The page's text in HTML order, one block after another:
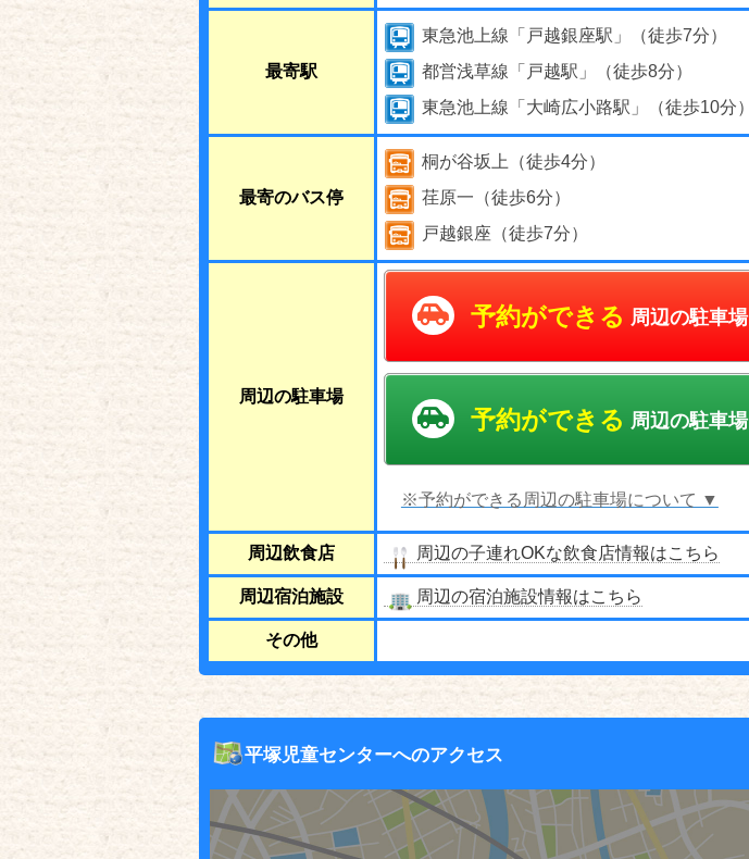
最寄駅
東急池上線「戸越銀座駅」（徒歩7分）
都営浅草線「戸越駅」（徒歩8分）
東急池上線「大崎広小路駅」（徒歩10分）
最寄のバス停
桐が谷坂上（徒歩4分）
荏原一（徒歩6分）
戸越銀座（徒歩7分）
周辺の駐車場
予約ができる 周辺の駐車場
予約ができる 周辺の駐車場
※予約ができる周辺の駐車場について ▼
周辺飲食店 周辺の子連れOKな飲食店情報はこちら
周辺宿泊施設 周辺の宿泊施設情報はこちら
その他
平塚児童センターへのアクセス